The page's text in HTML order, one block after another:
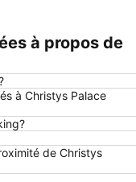
Dam
Hills
à propos de
à Christys Palace
de Christys